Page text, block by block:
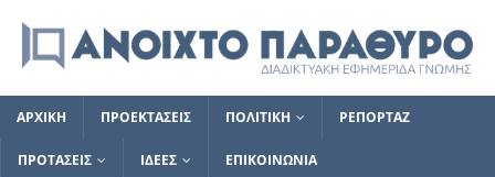
ΑΡΧΙΚΗ ΠΡΟΕΚΤΑΣΕΙΣ ΠΟΛΙΤΙΚΗ ΡΕΠΟΡΤΑΖ
ΠΡΟΤΑΣΕΙΣ ΙΔΕΕΣ ΕΠΙΚΟΙΝΩΝΙΑ